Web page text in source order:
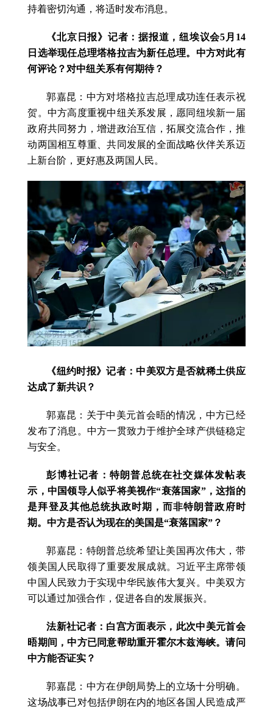
持着密切沟通，将适时发布消息。
《北京日报》记者：据报道，纽埃议会5月14
日选举现任总理塔格拉吉为新任总理。中方对此有
何评论？对中纽关系有何期待？
郭嘉昆：中方对塔格拉吉总理成功连任表示祝
贺。中方高度重视中纽关系发展，愿同纽埃新一届
政府共同努力，增进政治互信，拓展交流合作，推
动两国相互尊重、共同发展的全面战略伙伴关系迈
上新台阶，更好惠及两国人民。
《纽约时报》记者：中美双方是否就稀土供应
达成了新共识？
郭嘉昆：关于中美元首会晤的情况，中方已经
发布了消息。中方一贯致力于维护全球产供链稳定
与安全。
彭博社记者：特朗普总统在社交媒体发帖表
示，中国领导人似乎将美视作“衰落国家”，这指的
是拜登及其他总统执政时期，而非特朗普政府时
期。中方是否认为现在的美国是“衰落国家”？
郭嘉昆：特朗普总统希望让美国再次伟大，带
领美国人民取得了重要发展成就。习近平主席带领
中国人民致力于实现中华民族伟大复兴。中美双方
可以通过加强合作，促进各自的发展振兴。
法新社记者：白宫方面表示，此次中美元首会
晤期间，中方已同意帮助重开霍尔木兹海峡。请问
中方能否证实？
郭嘉昆：中方在伊朗局势上的立场十分明确。
这场战事已对包括伊朗在内的地区各国人民造成严